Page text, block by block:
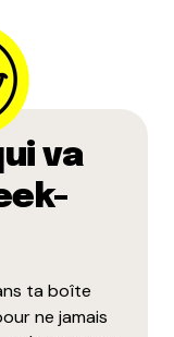
va
ta boîte
ne jamais